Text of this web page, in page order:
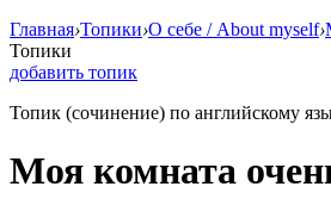
Главная›Топики›О себе / About myself›
Топики
добавить топик
Топик (сочинение) по английскому
Моя комната